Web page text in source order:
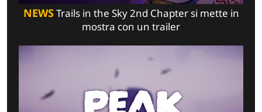
NEWSTrails in the Sky 2nd Chapter si mette in
mostra con un trailer